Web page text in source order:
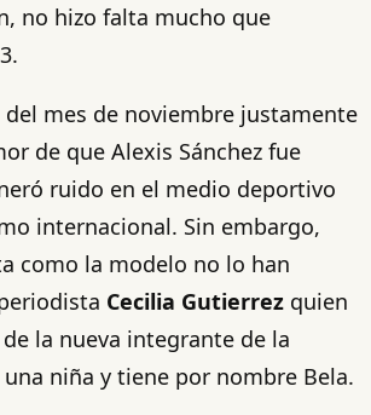
no hizo falta mucho que
del mes de noviembre justamente
de que Alexis Sánchez fue
ruido en el medio deportivo
internacional. Sin embargo,
como la modelo no lo han
Cecilia Gutierrez quien
la nueva integrante de la
niña y tiene por nombre Bela.